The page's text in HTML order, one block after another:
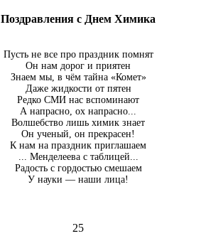
Поздравления с Днем Химика
Пусть не все про праздник помнят
Он нам дорог и приятен
Знаем мы, в чём тайна «Комет»
Даже жидкости от пятен
Редко СМИ нас вспоминают
А напрасно, ох напрасно...
Волшебство лишь химик знает
Он ученый, он прекрасен!
К нам на праздник приглашаем
... Менделеева с таблицей...
Радость с гордостью смешаем
У науки — наши лица!
25